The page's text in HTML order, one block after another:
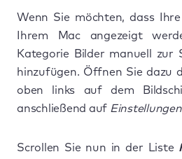
Wenn Sie möchten, dass Ihre
Ihrem Mac angezeigt
Kategorie Bilder manuell zur
hinzufügen. Öffnen Sie dazu
oben links auf dem
anschließend auf Einstellungen
Scrollen Sie nun in der Liste